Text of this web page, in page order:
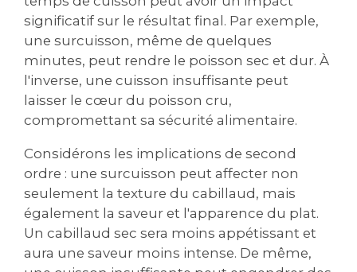
significatif sur le résultat final. Par exemple,
une surcuisson, même de quelques
minutes, peut rendre le poisson sec et dur. À
l'inverse, une cuisson insuffisante peut
laisser le cœur du poisson cru,
compromettant sa sécurité alimentaire.
Considérons les implications de second
ordre : une surcuisson peut affecter non
seulement la texture du cabillaud, mais
également la saveur et l'apparence du plat.
Un cabillaud sec sera moins appétissant et
aura une saveur moins intense. De même,